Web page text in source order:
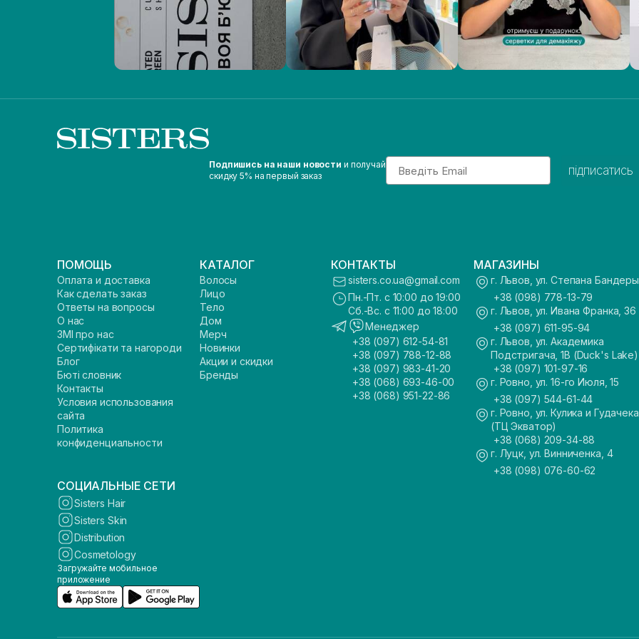
Подпишись на наши новости и получай
скидку 5% на первый заказ
Email
підписатись
ПОМОЩЬ
Оплата и доставка
Как сделать заказ
Ответы на вопросы
О нас
ЗМІ про нас
Сертифікати та нагороди
Блог
Бюті словник
Контакты
Условия использования
сайта
Политика
конфиденциальности
КАТАЛОГ
Волосы
Лицо
Тело
Дом
Мерч
Новинки
Акции и скидки
Бренды
КОНТАКТЫ
sisters.co.ua@gmail.com
Пн.-Пт. с 10:00 до 19:00
Сб.-Вс. с 11:00 до 18:00
Менеджер
+38 (097) 612-54-81
+38 (097) 788-12-88
+38 (097) 983-41-20
+38 (068) 693-46-00
+38 (068) 951-22-86
МАГАЗИНЫ
г. Львов, ул. Степана
+38 (098) 778-13-79
г. Львов, ул. Ивана Франка, 36
+38 (097) 611-95-94
г. Львов, ул. Академика
Подстригача, 1В (Duck's Lake)
+38 (097) 101-97-16
г. Ровно, ул. 16-го Июля, 15
+38 (097) 544-61-44
г. Ровно, ул. Кулика и
(ТЦ Экватор)
+38 (068) 209-34-88
г. Луцк, ул. Винниченка, 4
+38 (098) 076-60-62
СОЦИАЛЬНЫЕ СЕТИ
Sisters Hair
Sisters Skin
Distribution
Cosmetology
Загружайте мобильное
приложение